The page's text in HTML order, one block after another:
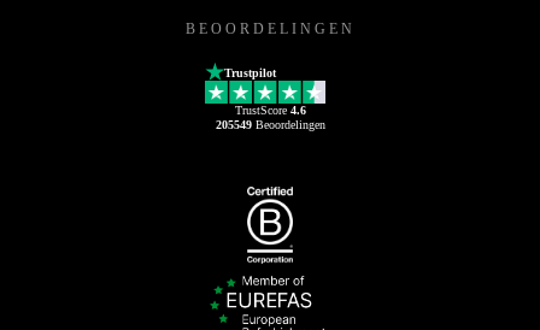
BEOORDELINGEN
Trustpilot
TrustScore 4.6
205549Beoordelingen